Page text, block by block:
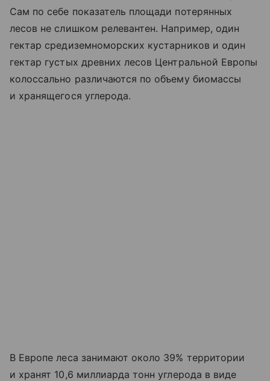
Сам по себе показатель площади потерянных
лесов не слишком релевантен. Например, один
гектар средиземноморских кустарников и один
гектар густых древних лесов Центральной Европы
колоссально различаются по объему биомассы
и хранящегося углерода.
В Европе леса занимают около 39% территории
и хранят 10,6 миллиарда тонн углерода в виде